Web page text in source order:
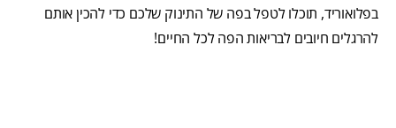
בפלואוריד, תוכלו לטפל בפה של התינוק שלכם כדי להכין אותם
להרגלים חיובים לבריאות הפה לכל החיים!